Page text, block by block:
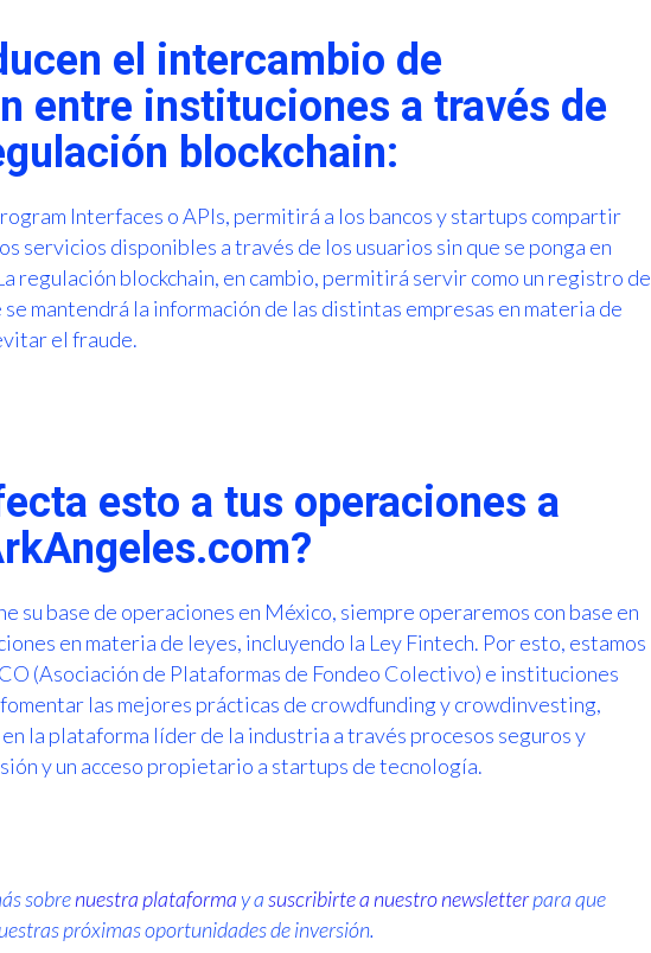
el intercambio de
entre instituciones a través de
blockchain:
Interfaces o APIs, permitirá a los bancos y startups compartir
servicios disponibles a través de los usuarios sin que se ponga en
regulación blockchain, en cambio, permitirá servir como un registro de
mantendrá la información de las distintas empresas en materia de
el fraude.
esto a tus operaciones a
su base de operaciones en México, siempre operaremos con base en
en materia de leyes, incluyendo la Ley Fintech. Por esto, estamos
(Asociación de Plataformas de Fondeo Colectivo) e instituciones
las mejores prácticas de crowdfunding y crowdinvesting,
la plataforma líder de la industria a través procesos seguros y
y un acceso propietario a startups de tecnología.
sobrenuestra plataforma y asuscribirte a nuestro newsletterpara que
próximas oportunidades de inversión.